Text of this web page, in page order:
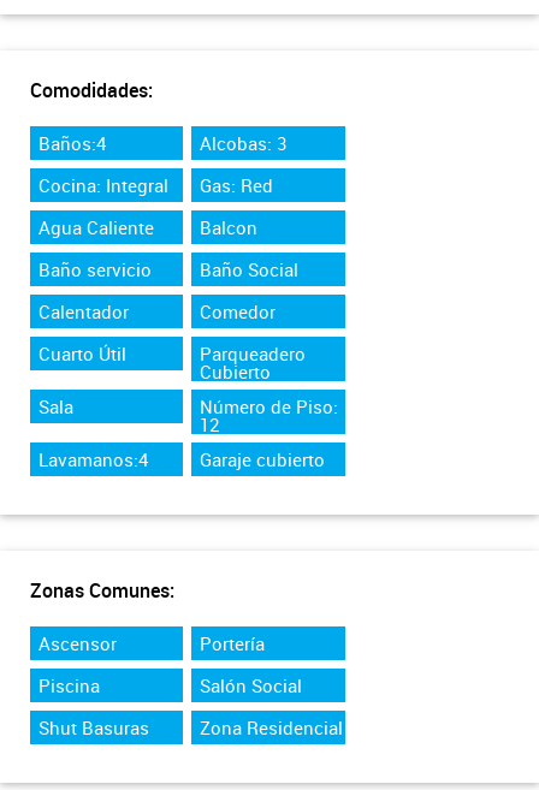
Comodidades:
Baños:4
Alcobas: 3
Cocina: Integral
Gas: Red
Agua Caliente
Balcon
Baño servicio
Baño Social
Calentador
Comedor
Cuarto Útil
Parqueadero
Cubierto
Sala
Número de Piso:
12
Lavamanos:4
Garaje cubierto
Zonas Comunes:
Ascensor
Portería
Piscina
Salón Social
Shut Basuras
Zona Residencial